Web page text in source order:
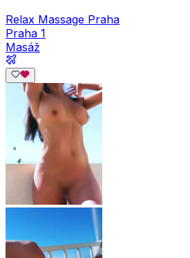
Relax Massage Praha
Praha 1
Masáž